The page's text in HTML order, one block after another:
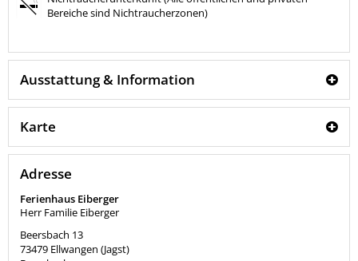
Bereiche sind Nichtraucherzonen)
Ausstattung & Information
Karte
Adresse
Ferienhaus Eiberger
Herr Familie Eiberger
Beersbach 13
73479 Ellwangen (Jagst)